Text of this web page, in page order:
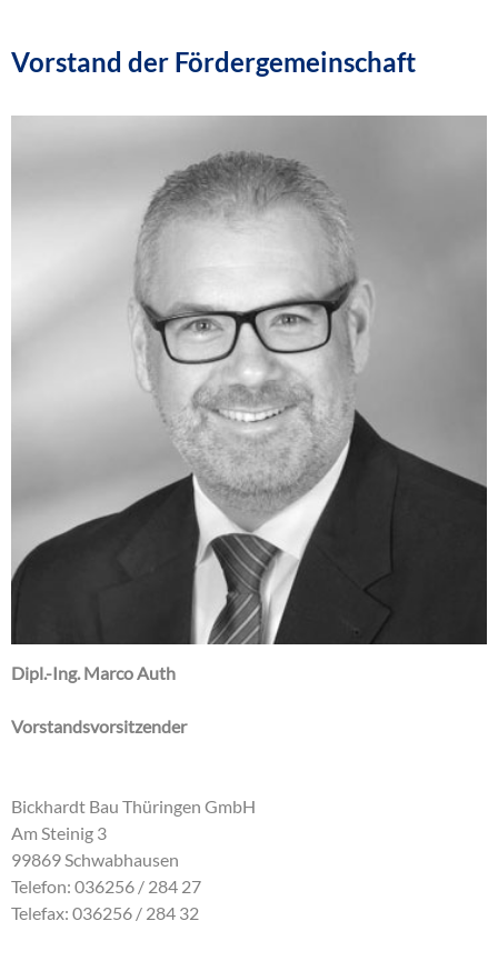
Vorstand der Fördergemeinschaft
Dipl.-Ing. Marco Auth
Vorstandsvorsitzender
Bickhardt Bau Thüringen GmbH
Am Steinig 3
99869 Schwabhausen
Telefon: 036256 / 284 27
Telefax: 036256 / 284 32